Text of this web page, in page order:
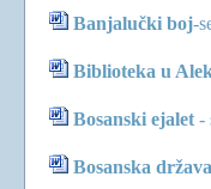
Banjalučki boj-
Biblioteka u
Bosanski ejalet -
Bosanska